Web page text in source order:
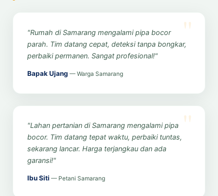
"Rumah di Samarang mengalami pipa bocor
parah. Tim datang cepat, deteksi tanpa bongkar,
perbaiki permanen. Sangat profesional!"
Bapak Ujang — Warga Samarang
"Lahan pertanian di Samarang mengalami pipa
bocor. Tim datang tepat waktu, perbaiki tuntas,
sekarang lancar. Harga terjangkau dan ada
garansi!"
Ibu Siti — Petani Samarang